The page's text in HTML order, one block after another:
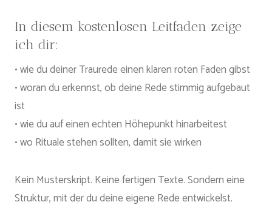
In diesem kostenlosen Leitfaden zeige
ich dir:
• wie du deiner Traurede einen klaren roten Faden gibst
• woran du erkennst, ob deine Rede stimmig aufgebaut
ist
• wie du auf einen echten Höhepunkt hinarbeitest
• wo Rituale stehen sollten, damit sie wirken
Kein Musterskript. Keine fertigen Texte. Sondern eine
Struktur, mit der du deine eigene Rede entwickelst.